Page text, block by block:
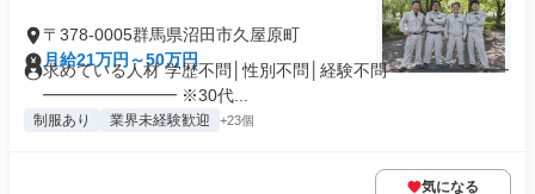
〒378-0005群馬県沼田市久屋原町
月給21万円～50万円
求めている人材 学歴不問│性別不問│経験不問 ━━━━━━━
━━━━━━━━ ※30代...
制服あり 業界未経験歓迎 +23個
気になる